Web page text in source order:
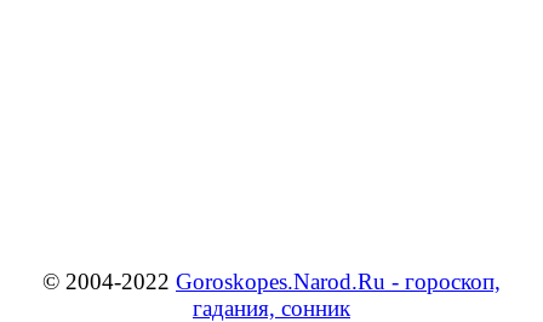
© 2004-2022 Goroskopes.Narod.Ru - гороскоп,
гадания, сонник